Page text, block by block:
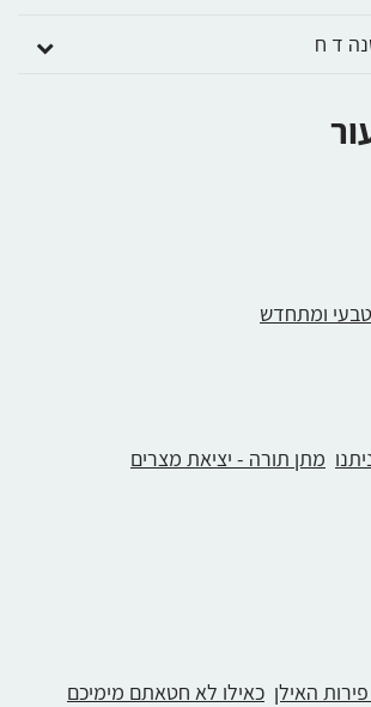
ד ח
טבעי ומתחדש
מתן תורה - יציאת מצרים
האילן כאילו לא חטאתם מימיכם